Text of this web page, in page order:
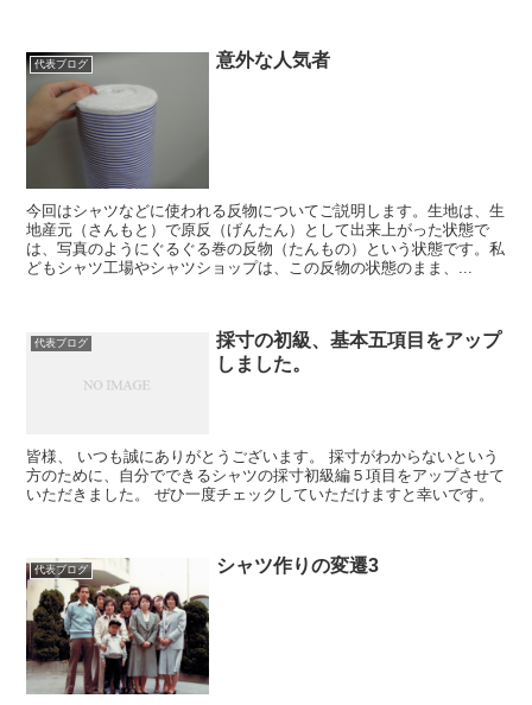
代表ブログ 意外な人気者
今回はシャツなどに使われる反物についてご説明します。生地は、生
地産元（さんもと）で原反（げんたん）として出来上がった状態で
は、写真のようにぐるぐる巻の反物（たんもの）という状態です。私
どもシャツ工場やシャツショップは、この反物の状態のまま、...
代表ブログ
採寸の初級、基本五項目をアップ
しました。
皆様、 いつも誠にありがとうございます。 採寸がわからないという
方のために、自分でできるシャツの採寸初級編５項目をアップさせて
いただきました。 ぜひ一度チェックしていただけますと幸いです。
代表ブログ シャツ作りの変遷3